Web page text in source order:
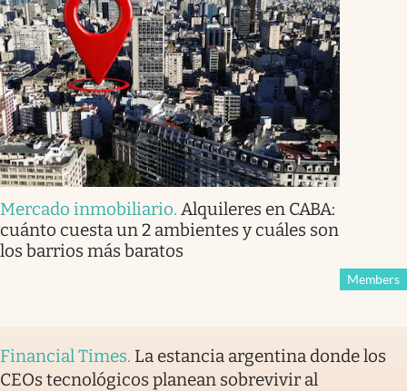
Mercado inmobiliario. Alquileres en CABA:
cuánto cuesta un 2 ambientes y cuáles son
los barrios más baratos
Members
Financial Times. La estancia argentina donde los
CEOs tecnológicos planean sobrevivir al